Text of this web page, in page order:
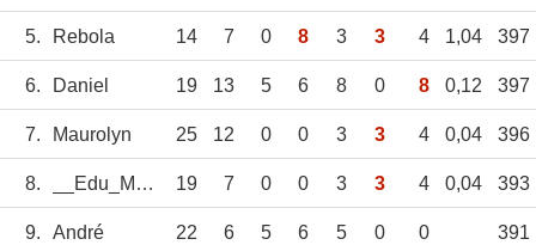
5. Rebola 14 7 0 8 3 3 4 1,04 397
6. Daniel 19 13 5 6 8 0 8 0,12 397
7. Maurolyn 25 12 0 0 3 3 4 0,04 396
8. __Edu_Mussula__ 19 7 0 0 3 3 4 0,04 393
9. André 22 6 5 6 5 0 0 391